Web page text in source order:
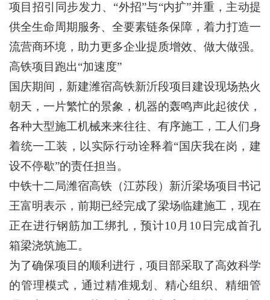
项目招引同步发力、“外招”与“内扩”并重，主动提
供全生命周期服务、全要素链条保障，着力打造一
流营商环境，助力更多企业提质增效、做大做强。
高铁项目跑出“加速度”
国庆期间，新建潍宿高铁新沂段项目建设现场热火
朝天，一片繁忙的景象，机器的轰鸣声此起彼伏，
各种大型施工机械来来往往、有序施工，工人们身
着统一工装，以实际行动诠释着“国庆我在岗，建
设不停歇”的责任担当。
中铁十二局潍宿高铁（江苏段）新沂梁场项目书记
王富明表示，前期已经完成了梁场临建施工，现在
正在进行钢筋加工绑扎，预计10月10日完成首孔
箱梁浇筑施工。
为了确保项目的顺利进行，项目部采取了高效科学
的管理模式，通过精准规划、精心组织、精细管